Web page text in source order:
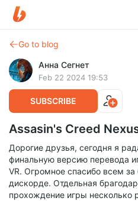
Go to blog
Анна Сегнет
Feb 22 2024 19:53
SUBSCRIBE
Assasin's Creed
Дорогие друзья, сегодня я
финальную версию перевода
VR. Огромное спасибо всем
дискорде. Отдельная
прохождение игры несколько